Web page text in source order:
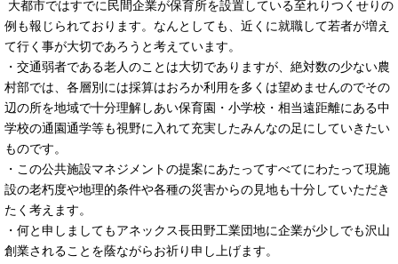
大都市ではすでに民間企業が保育所を設置している至れりつくせりの
例も報じられております。なんとしても、近くに就職して若者が増え
て行く事が大切であろうと考えています。
・交通弱者である老人のことは大切でありますが、絶対数の少ない農
村部では、各層別には採算はおろか利用を多くは望めませんのでその
辺の所を地域で十分理解しあい保育園・小学校・相当遠距離にある中
学校の通園通学等も視野に入れて充実したみんなの足にしていきたい
ものです。
・この公共施設マネジメントの提案にあたってすべてにわたって現施
設の老朽度や地理的条件や各種の災害からの見地も十分していただき
たく考えます。
・何と申しましてもアネックス長田野工業団地に企業が少しでも沢山
創業されることを蔭ながらお祈り申し上げます。